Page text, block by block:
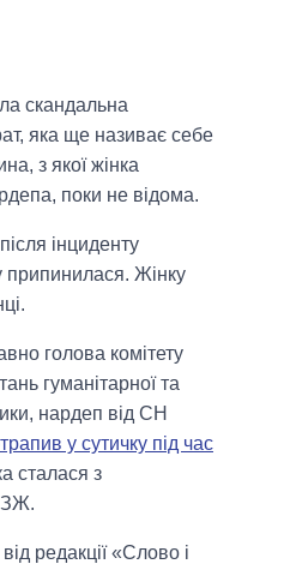
скандальна
яка ще називає себе
з якої жінка
поки не відома.
інциденту
припинилася. Жінку
голова комітету
гуманітарної та
нардеп від СН
у сутичку під час
сталася з
редакції «Слово і